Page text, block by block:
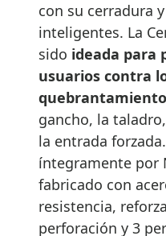
con su cerradura
inteligentes. La
sido ideada para
usuarios contra
quebrantamiento
gancho, la
la entrada
íntegramente por
fabricado con
resistencia,
perforación y 3